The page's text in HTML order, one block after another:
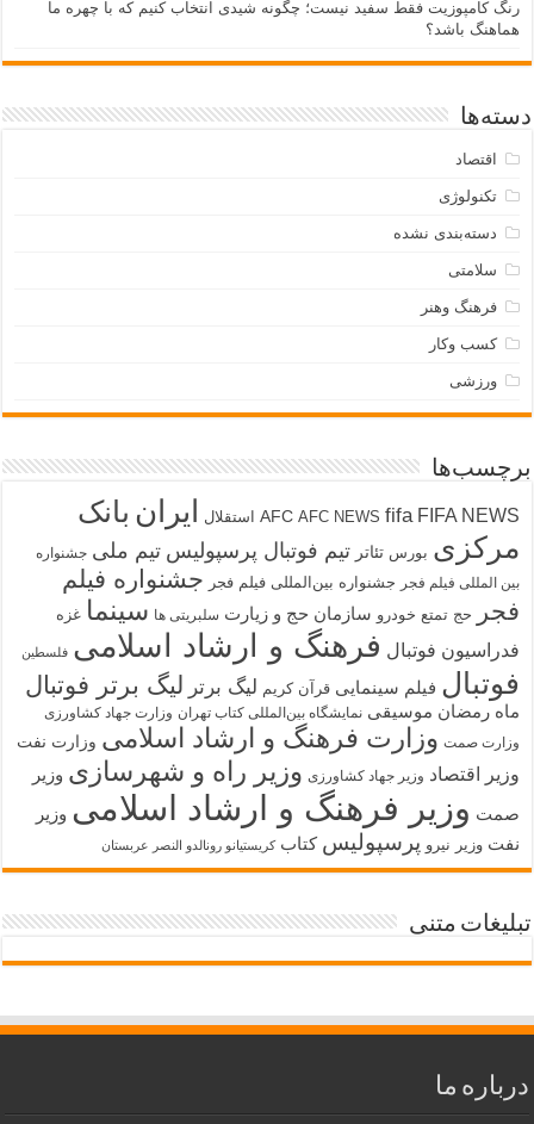
رنگ کامپوزیت فقط سفید نیست؛ چگونه شیدی انتخاب کنیم که با چهره ما
هماهنگ باشد؟
دسته‌ها
اقتصاد
تکنولوژی
دسته‌بندی نشده
سلامتی
فرهنگ وهنر
کسب وکار
ورزشی
برچسب‌ها
AFC AFC NEWS fifa FIFA NEWS استقلال ایران بانک
مرکزی بورس تئاتر تیم فوتبال پرسپولیس تیم ملی جشنواره
بین المللی فیلم فجر جشنواره بین‌المللی فیلم فجر جشنواره فیلم
فجر
حج تمتع خودرو سازمان حج و زیارت سلبریتی ها سینما غزه
فدراسیون فوتبال فرهنگ و ارشاد اسلامی فلسطین
فوتبال فیلم سینمایی قرآن کریم لیگ برتر لیگ برتر فوتبال
ماه رمضان موسیقی نمایشگاه بین‌المللی کتاب تهران وزارت جهاد کشاورزی
وزارت صمت وزارت فرهنگ و ارشاد اسلامی وزارت نفت
وزیر اقتصاد وزیر جهاد کشاورزی وزیر راه و شهرسازی وزیر
صمت وزیر فرهنگ و ارشاد اسلامی وزیر
نفت وزیر نیرو پرسپولیس کتاب کریستیانو رونالدو النصر عربستان
تبلیغات متنی
درباره ما